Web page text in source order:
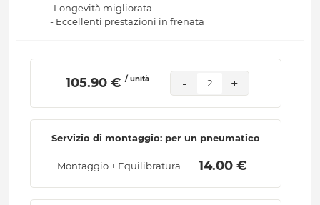
-Longevità migliorata
- Eccellenti prestazioni in frenata
105.90 € / unità - 2 +
Servizio di montaggio: per un pneumatico
Montaggio + Equilibratura 14.00 €